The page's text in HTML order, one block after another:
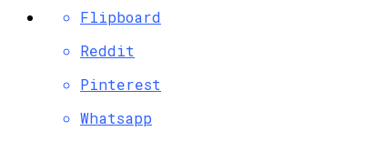
Flipboard
Reddit
Pinterest
Whatsapp